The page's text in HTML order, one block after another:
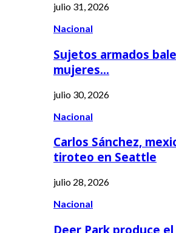
julio 31, 2026
Nacional
Sujetos armados
mujeres…
julio 30, 2026
Nacional
Carlos Sánchez,
tiroteo en Seattle
julio 28, 2026
Nacional
Deer Park produce